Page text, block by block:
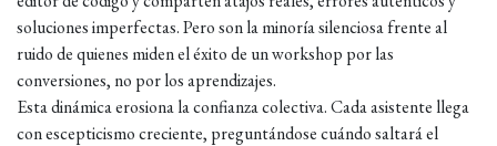
soluciones imperfectas. Pero son la minoría silenciosa frente al
ruido de quienes miden el éxito de un workshop por las
conversiones, no por los aprendizajes.
Esta dinámica erosiona la confianza colectiva. Cada asistente llega
con escepticismo creciente, preguntándose cuándo saltará el